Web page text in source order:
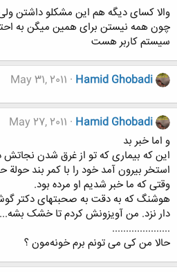
والا کسای دیگه هم این مشکلو داشتن
چون همه نیستن برای همین میگن به
سیستم کاربر هست
Hamid Ghobadi
May 31, 2011
Hamid Ghobadi
May 27, 2011
و اما خبر بد
این که بیمارى که تو از غرق شدن نجاتش
استخر بیرون آمد خود را با کمر بند
وقتى که ما خبر شدیم او مرده بود.
هوشنگ که به دقت به صحبتهاى دکتر
دار نزد. من آویزونش کردم تا خشک بشه...
.....................
حالا من کى مى تونم برم خونه‌مون ؟